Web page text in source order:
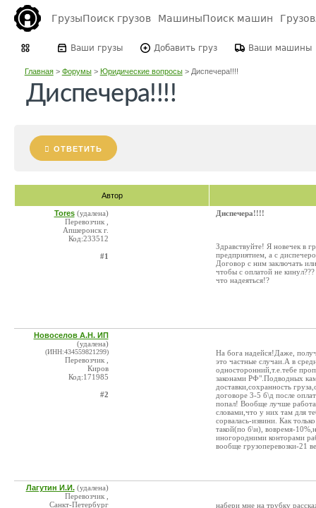
ГрузыПоиск грузов МашиныПоиск машин
Ваши грузы Добавить груз Ваши машины
Главная> Форумы> Юридические вопросы> Диспечера!!!!
Диспечера!!!!
ОТВЕТИТЬ
Автор
Tores (удалена)
Перевозчик ,
Апшеронск г.
Код:233512
#1
Диспечера!!!!
Здравствуйте! Я новечек в
предприятием, а с
Договор с ним заключать
чтобы с оплатой не
что надеяться!?
Новоселов А.Н. ИП
(удалена)
(ИНН:434559821299)
Перевозчик ,
Киров
Код:171985
#2
На бога надейся!Даже,
это частные случаи.А в
односторонний,т.е.тебе
законами РФ".Подводных
доставки,сохранность
договоре 3-5 б\д после
попал! Вообще лучше
словами,что у них там для
сорвалась-извини. Как
такой(по б\н), вовремя-
иногородними конторами
вообще грузоперевозки-21
Лагутин И.И. (удалена)
Перевозчик ,
Санкт-Петербург
набери мне на трубку